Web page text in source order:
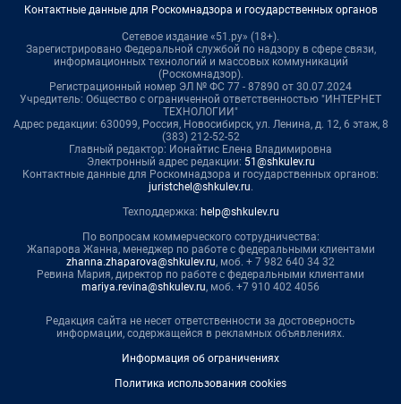
Контактные данные для Роскомнадзора и государственных органов
Сетевое издание «51.ру» (18+).
Зарегистрировано Федеральной службой по надзору в сфере связи,
информационных технологий и массовых коммуникаций
(Роскомнадзор).
Регистрационный номер ЭЛ № ФС 77 - 87890 от 30.07.2024
Учредитель: Общество с ограниченной ответственностью "ИНТЕРНЕТ
ТЕХНОЛОГИИ"
Адрес редакции: 630099, Россия, Новосибирск, ул. Ленина, д. 12, 6 этаж, 8
(383) 212-52-52
Главный редактор: Ионайтис Елена Владимировна
Электронный адрес редакции: 51@shkulev.ru
Контактные данные для Роскомнадзора и государственных органов:
juristchel@shkulev.ru.
Техподдержка: help@shkulev.ru
По вопросам коммерческого сотрудничества:
Жапарова Жанна, менеджер по работе с федеральными клиентами
zhanna.zhaparova@shkulev.ru, моб. + 7 982 640 34 32
Ревина Мария, директор по работе с федеральными клиентами
mariya.revina@shkulev.ru, моб. +7 910 402 4056
Редакция сайта не несет ответственности за достоверность
информации, содержащейся в рекламных объявлениях.
Информация об ограничениях
Политика использования cookies